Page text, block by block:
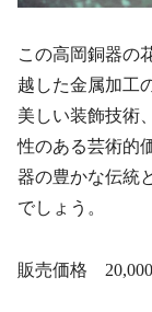
この高岡銅器の
越した金属加工
美しい装飾技術
性のある芸術的
器の豊かな伝統
でしょう。
販売価格